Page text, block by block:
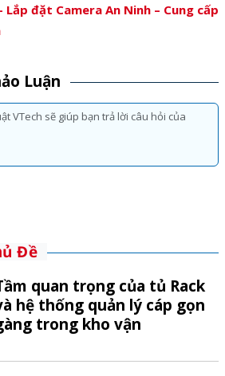
Lắp đặt Camera An Ninh – Cung cấp
Luận
Đề
quan trọng của tủ Rack
hệ thống quản lý cáp gọn
trong kho vận